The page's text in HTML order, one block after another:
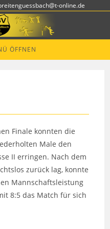
online.de
ÖFFNEN
Finale konnten die
Male den
II erringen. Nach dem
zurück lag, konnte
Mannschaftsleistung
8:5 das Match für sich